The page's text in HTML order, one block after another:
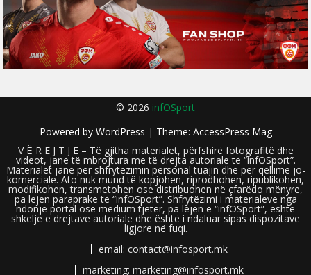
© 2026 infOSport
Powered by WordPress | Theme: AccessPress Mag
V Ë R E J T J E – Të gjitha materialet, përfshirë fotografitë dhe
videot, janë të mbrojtura me të drejta autoriale të “infOSport”.
Materialet janë për shfrytëzimin personal tuajin dhe për qëllime jo-
komerciale. Ato nuk mund të kopjohen, riprodhohen, ripublikohen,
modifikohen, transmetohen ose distribuohen në çfarëdo mënyre,
pa lejen paraprake të “infOSport”. Shfrytëzimi i materialeve nga
ndonjë portal ose medium tjetër, pa lejen e “infOSport”, është
shkelje e drejtave autoriale dhe është i ndaluar sipas dispozitave
ligjore në fuqi.
email: contact@infosport.mk
marketing: marketing@infosport.mk